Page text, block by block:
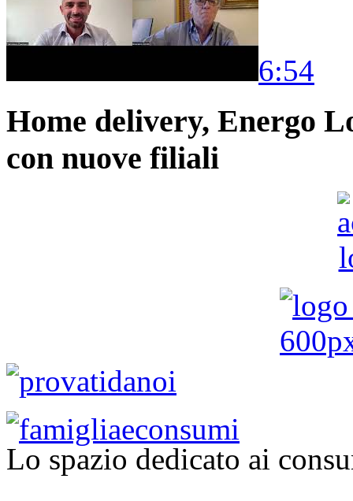
6:54
Home delivery, Energo
con nuove filiali
Lo spazio dedicato ai